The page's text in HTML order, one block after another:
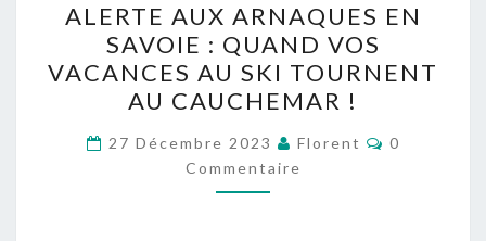
AUX
ARNAQUES
EN
SAVOIE
:
QUAND
VOS
ALERTE AUX ARNAQUES EN
SAVOIE : QUAND VOS
VACANCES AU SKI TOURNENT
AU CAUCHEMAR !
27 Décembre 2023 Florent
0
Commentaire